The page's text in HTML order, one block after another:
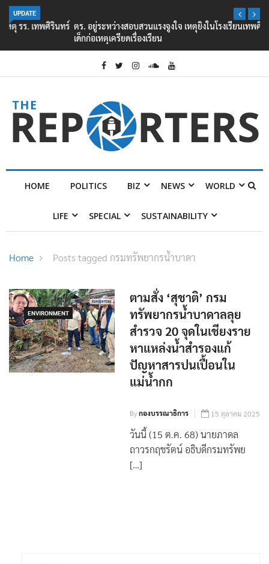
UPDATE
ตร. อยู่ระหว่างสอบสวนแรงจูงใจ เหตุยิงในโรงเรียนเทพศิรินทร์ นนทบุรี พบ
เด็กก่อเหตุเครียดเรื่องเรียน
HOME POLITICS BIZ NEWS WORLD
LIFE SPECIAL SUSTAINABILITY
Home Posts tagged กรมทรัพยากรน้ำบาดา
ENVIRONMENT
ตามสั่ง ‘สุชาติ’ กรม
ทรัพยากรน้ำบาดาลลุย
สำรวจ 20 จุดในเชียงราย
หาแหล่งน้ำสำรองแก้
ปัญหาสารปนเปื้อนใน
แม่น้ำกก
Byกองบรรณาธิการ 15 ตุลาคม 2025
วันนี้ (15 ต.ค. 68) นายภาดล
ถาวรกฤชรัตน์ อธิบดีกรมทรัพย
[…]